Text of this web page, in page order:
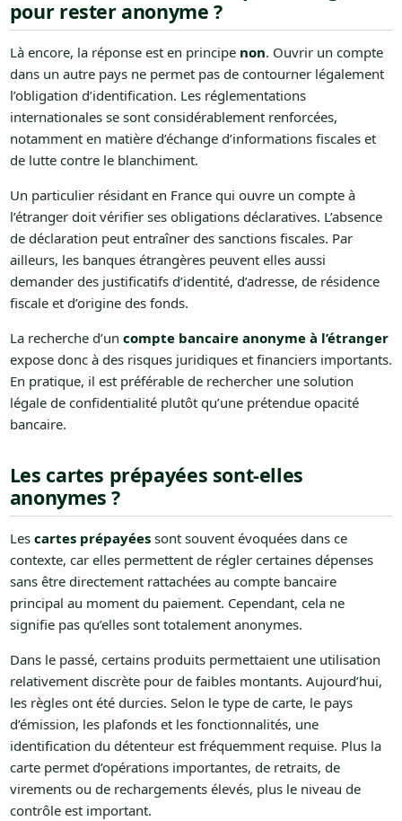
pour rester anonyme ?
Là encore, la réponse est en principe non. Ouvrir un compte
dans un autre pays ne permet pas de contourner légalement
l’obligation d’identification. Les réglementations
internationales se sont considérablement renforcées,
notamment en matière d’échange d’informations fiscales et
de lutte contre le blanchiment.
Un particulier résidant en France qui ouvre un compte à
l’étranger doit vérifier ses obligations déclaratives. L’absence
de déclaration peut entraîner des sanctions fiscales. Par
ailleurs, les banques étrangères peuvent elles aussi
demander des justificatifs d’identité, d’adresse, de résidence
fiscale et d’origine des fonds.
La recherche d’un compte bancaire anonyme à l’étranger
expose donc à des risques juridiques et financiers importants.
En pratique, il est préférable de rechercher une solution
légale de confidentialité plutôt qu’une prétendue opacité
bancaire.
Les cartes prépayées sont-elles
anonymes ?
Les cartes prépayéessont souvent évoquées dans ce
contexte, car elles permettent de régler certaines dépenses
sans être directement rattachées au compte bancaire
principal au moment du paiement. Cependant, cela ne
signifie pas qu’elles sont totalement anonymes.
Dans le passé, certains produits permettaient une utilisation
relativement discrète pour de faibles montants. Aujourd’hui,
les règles ont été durcies. Selon le type de carte, le pays
d’émission, les plafonds et les fonctionnalités, une
identification du détenteur est fréquemment requise. Plus la
carte permet d’opérations importantes, de retraits, de
virements ou de rechargements élevés, plus le niveau de
contrôle est important.